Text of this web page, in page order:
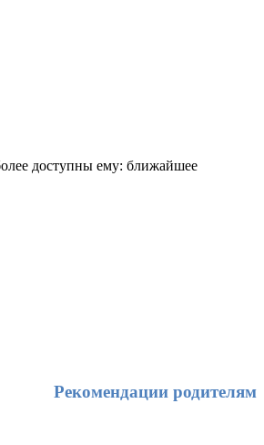
доступны ему: ближайшее
Рекомендации родителям